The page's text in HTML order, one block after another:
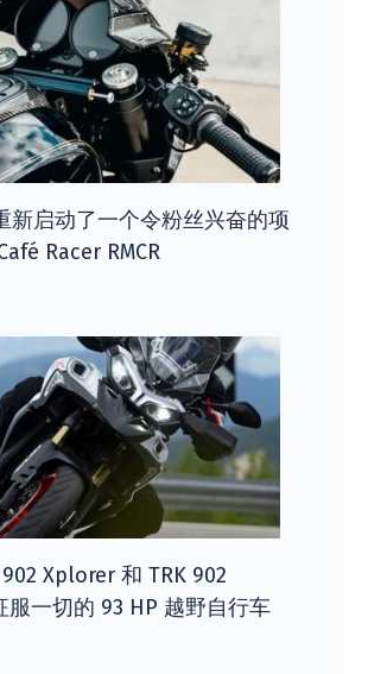
新启动了一个令粉丝兴奋的项
Racer RMCR
Xplorer 和 TRK 902
一切的 93 HP 越野自行车